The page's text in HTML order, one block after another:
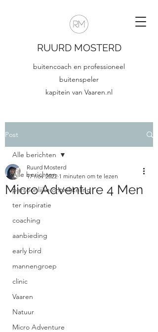
RUURD MOSTERD
buitencoach en professioneel
buitenspeler
kapitein van Vaaren.nl
Post
Alle berichten
persoonlijke ontwikkeling
ter inspiratie
coaching
aanbieding
early bird
mannengroep
clinic
Vaaren
Natuur
Micro Adventure
Alle berichten
Micro Adventure 4 Men
Ruurd Mosterd
17 nov 2022 1 minuten om te lezen